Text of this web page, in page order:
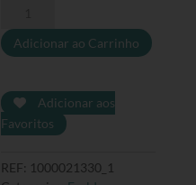
Abena
-
Caixa
completa
Adicionar ao Carrinho
Adicionar aos
Favoritos
REF: 1000021330_1